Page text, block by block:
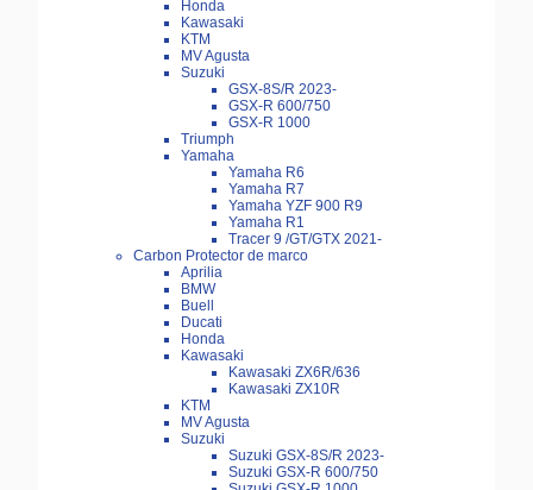
Honda
Kawasaki
KTM
MV Agusta
Suzuki
GSX-8S/R 2023-
GSX-R 600/750
GSX-R 1000
Triumph
Yamaha
Yamaha R6
Yamaha R7
Yamaha YZF 900 R9
Yamaha R1
Tracer 9 /GT/GTX 2021-
Carbon Protector de marco
Aprilia
BMW
Buell
Ducati
Honda
Kawasaki
Kawasaki ZX6R/636
Kawasaki ZX10R
KTM
MV Agusta
Suzuki
Suzuki GSX-8S/R 2023-
Suzuki GSX-R 600/750